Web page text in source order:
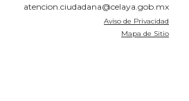
atencion.ciudadana@celaya.gob.mx
Aviso de Privacidad
Mapa de Sitio